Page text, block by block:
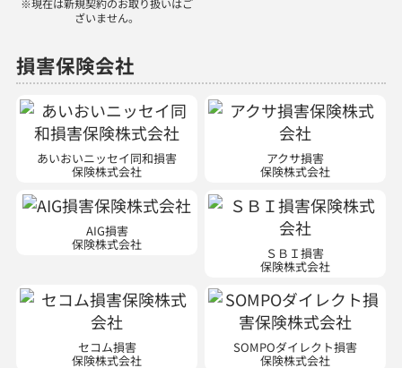
損害保険会社
あいおいニッセイ同和損害
保険株式会社
アクサ損害
保険株式会社
AIG損害
ＳＢＩ損害
保険株式会社
セコム損害
保険株式会社
SOMPOダイレクト損害
保険株式会社